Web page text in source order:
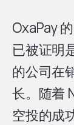
OxaPay
已被证明
的公司在
长。随着
空投的成